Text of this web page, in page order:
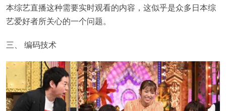
本综艺直播这种需要实时观看的内容，这似乎是众多日本综
艺爱好者所关心的一个问题。
三、 编码技术